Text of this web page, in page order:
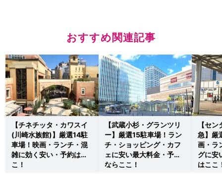
おすすめ関連記事
【チネチッタ・カワスイ
(川崎水族館)】厳選14駐
車場！映画・ランチ・混
雑に効く安い・予約はこ
こ！
【武蔵小杉・グランツリ
ー】厳選15駐車場！ラン
チ・ショッピング・カフ
ェに安い最大料金・予約
ならここ！
【セ
急】厳
画・ラ
グに安
はここ